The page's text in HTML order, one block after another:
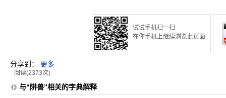
试试手机扫一扫
在你手机上继续浏览此页面
分享到： 更多
阅读(2373次)
与“阱兽”相关的字典解释